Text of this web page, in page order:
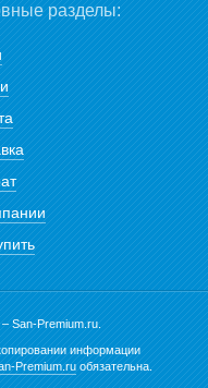
разделы:
San-Premium.ru.
информации
Premium.ruобязательна.